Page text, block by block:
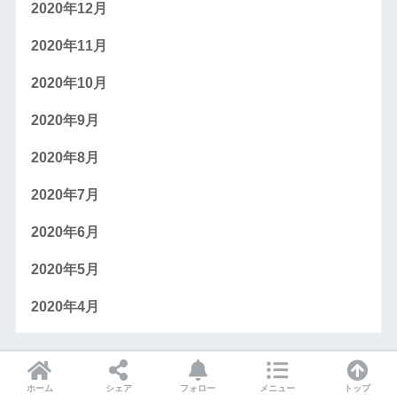
2020年12月
2020年11月
2020年10月
2020年9月
2020年8月
2020年7月
2020年6月
2020年5月
2020年4月
ホーム シェア フォロー メニュー トップ